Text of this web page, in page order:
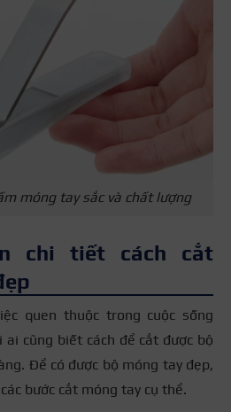
móng tay sắc và chất lượng
chi tiết cách cắt
quen thuộc trong cuộc sống
ai cũng biết cách để cắt được bộ
Để có được bộ móng tay đẹp,
bước cắt móng tay cụ thể.